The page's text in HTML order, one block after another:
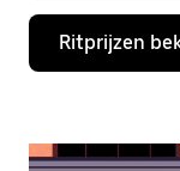
Druk
de
de
Ritprijzen